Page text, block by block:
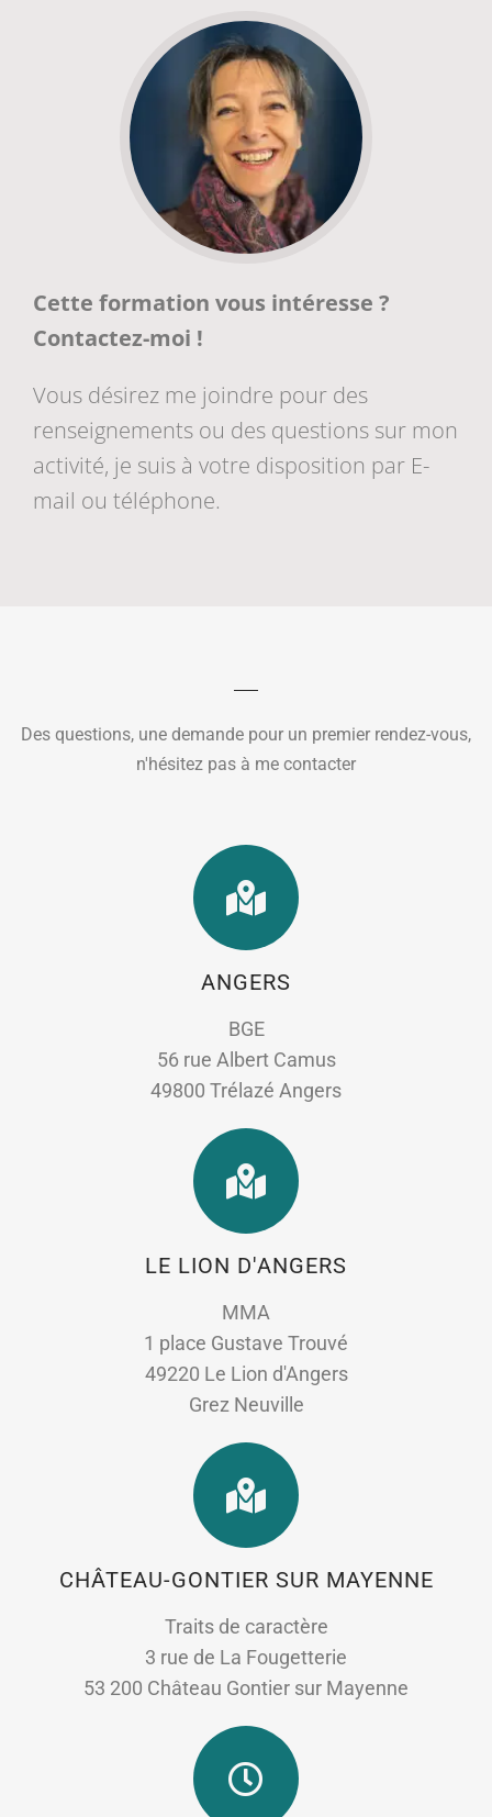
Cette formation vous intéresse ?
Contactez-moi !
Vous désirez me joindre pour des
renseignements ou des questions sur mon
activité, je suis à votre disposition par E-
mail ou téléphone.
Des questions, une demande pour un premier rendez-vous,
n'hésitez pas à me contacter
ANGERS
BGE
56 rue Albert Camus
49800 Trélazé Angers
LE LION D'ANGERS
MMA
1 place Gustave Trouvé
49220 Le Lion d'Angers
Grez Neuville
CHÂTEAU-GONTIER SUR MAYENNE
Traits de caractère
3 rue de La Fougetterie
53 200 Château Gontier sur Mayenne